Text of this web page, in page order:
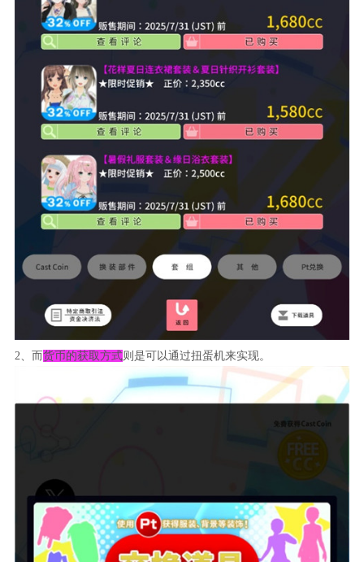
2、而货币的获取方式则是可以通过扭蛋机来实现。